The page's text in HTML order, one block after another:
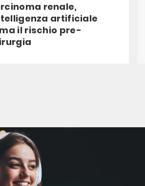
renale,
artificiale
il rischio pre-